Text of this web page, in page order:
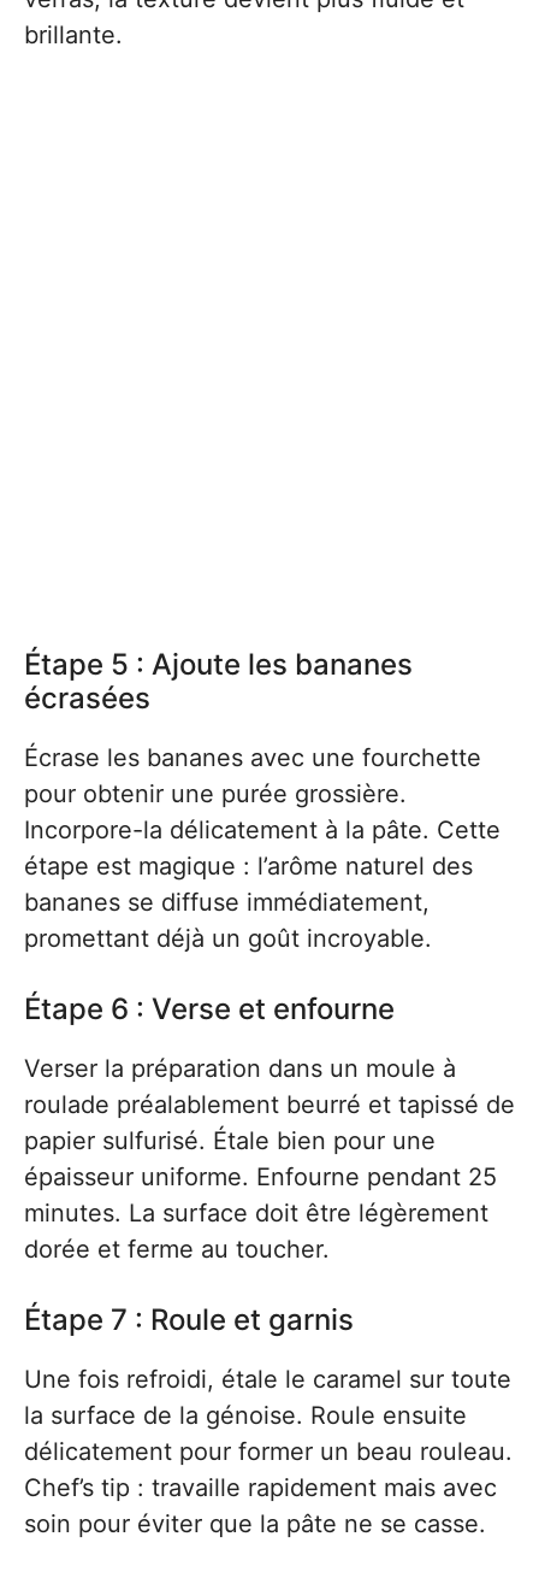
brillante.
Étape 5 : Ajoute les bananes
écrasées
Écrase les bananes avec une fourchette
pour obtenir une purée grossière.
Incorpore-la délicatement à la pâte. Cette
étape est magique : l’arôme naturel des
bananes se diffuse immédiatement,
promettant déjà un goût incroyable.
Étape 6 : Verse et enfourne
Verser la préparation dans un moule à
roulade préalablement beurré et tapissé de
papier sulfurisé. Étale bien pour une
épaisseur uniforme. Enfourne pendant 25
minutes. La surface doit être légèrement
dorée et ferme au toucher.
Étape 7 : Roule et garnis
Une fois refroidi, étale le caramel sur toute
la surface de la génoise. Roule ensuite
délicatement pour former un beau rouleau.
Chef’s tip : travaille rapidement mais avec
soin pour éviter que la pâte ne se casse.